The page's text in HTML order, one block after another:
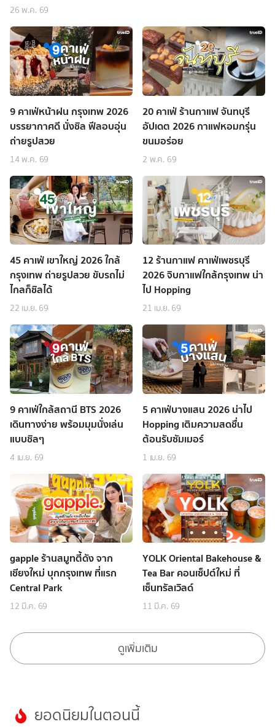
26 พ.ค. 69
9 คาเฟ่หน้าฝน กรุงเทพ 2026
บรรยากาศดี นั่งชิล ฟีลอบอุ่น
ถ่ายรูปสวย
14 พ.ค. 69
20 คาเฟ่ ร้านกาแฟ จันทบุรี
อัปเดต 2026 กาแฟหอมกรุ่น
ขนมอร่อย
2 พ.ค. 69
45 คาเฟ่ เขาใหญ่ 2026 ใกล้
กรุงเทพ ถ่ายรูปสวย ขับรถไม่
ไกลก็ชิลได้
22 เม.ย. 69
12 ร้านกาแฟ คาเฟ่เพชรบุรี
2026 จิบกาแฟใกล้กรุงเทพ น่า
ไป Hopping
21 เม.ย. 69
9 คาเฟ่ใกล้สถานี BTS 2026
เดินทางง่าย พร้อมมุมนั่งเล่น
แบบชิลๆ
4 เม.ย. 69
5 คาเฟ่บางแสน 2026 น่าไป
Hopping เติมความสดชื่น
ต้อนรับซัมเมอร์
1 เม.ย. 69
gapple ร้านสมูทตี้ดัง จาก
เชียงใหม่ บุกกรุงเทพ ที่แรก
Central Park
12 มี.ค. 69
YOLK Oriental Bakehouse &
Tea Bar คอนเซ็ปต์ใหม่ ที่
เซ็นทรัลเวิลด์
11 มี.ค. 69
ดูเพิ่มเติม
ยอดนิยมในตอนนี้